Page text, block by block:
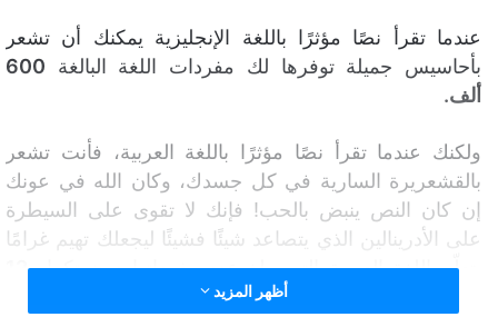
عندما تقرأ نصًا مؤثرًا باللغة الإنجليزية يمكنك أن تشعر
بأحاسيس جميلة توفرها لك مفردات اللغة البالغة 600
ألف.
ولكنك عندما تقرأ نصًا مؤثرًا باللغة العربية، فأنت تشعر
بالقشعريرة السارية في كل جسدك، وكان الله في عونك
إن كان النص ينبض بالحب! فإنك لا تقوى على السيطرة
على الأدرينالين الذي يتصاعد شيئًا فشيئًا ليجعلك تهيم غرامًا
بتعلّم اللغة العربية التي يبلغ عدد مفرداتها دون تكرار
أظهر المزيد